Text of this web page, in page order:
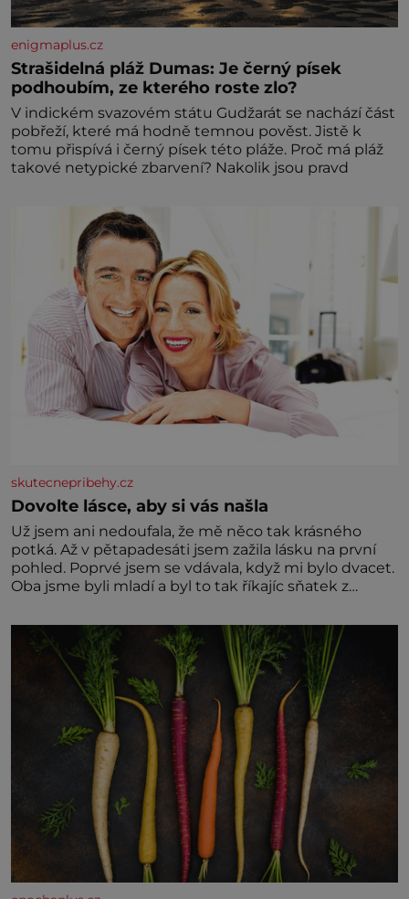
enigmaplus.cz
Strašidelná pláž Dumas: Je černý písek
podhoubím, ze kterého roste zlo?
V indickém svazovém státu Gudžarát se nachází část
pobřeží, které má hodně temnou pověst. Jistě k
tomu přispívá i černý písek této pláže. Proč má pláž
takové netypické zbarvení? Nakolik jsou pravd
skutecnepribehy.cz
Dovolte lásce, aby si vás našla
Už jsem ani nedoufala, že mě něco tak krásného
potká. Až v pětapadesáti jsem zažila lásku na první
pohled. Poprvé jsem se vdávala, když mi bylo dvacet.
Oba jsme byli mladí a byl to tak říkajíc sňatek z
zaopatřený mladý muž. Manželství nám oběma moc
nesvědčilo, brzy jsme zjistili, že